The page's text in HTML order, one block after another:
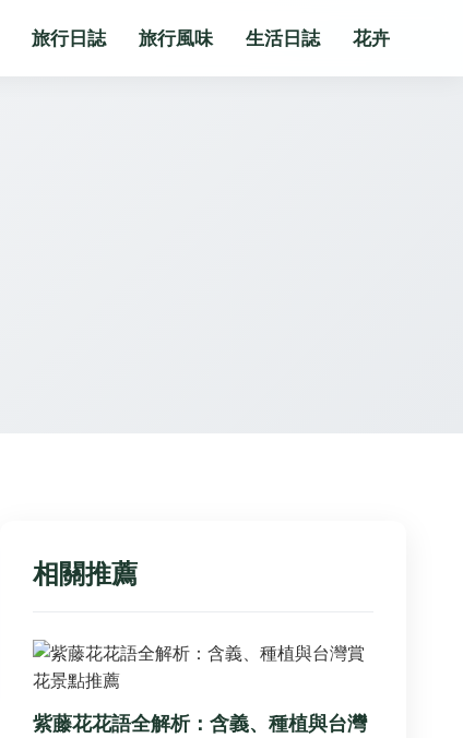
旅行日誌 旅行風味 生活日誌 花卉
相關推薦
紫藤花花語全解析：含義、種植與台灣